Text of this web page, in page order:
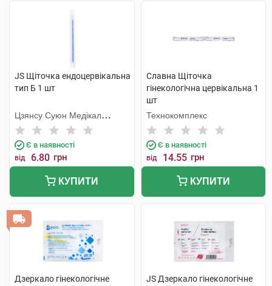
JS Щіточка ендоцервікальна
тип Б 1 шт
Цзянсу Суюн Медікал
Метіріалс
Є в наявності
від 6.80 грн
КУПИТИ
Славна Щіточка
гінекологічна цервікальна 1
шт
Технокомплекс
Є в наявності
від 14.55 грн
КУПИТИ
Дзеркало гінекологічне
JS Дзеркало гінекологічне